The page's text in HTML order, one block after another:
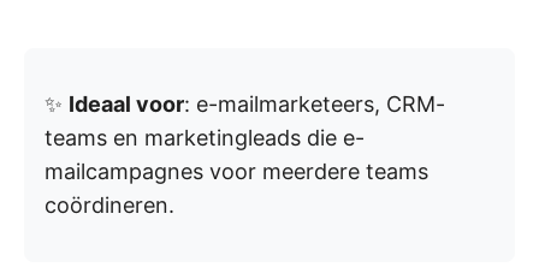
✨ Ideaal voor: e-mailmarketeers, CRM-
teams en marketingleads die e-
mailcampagnes voor meerdere teams
coördineren.